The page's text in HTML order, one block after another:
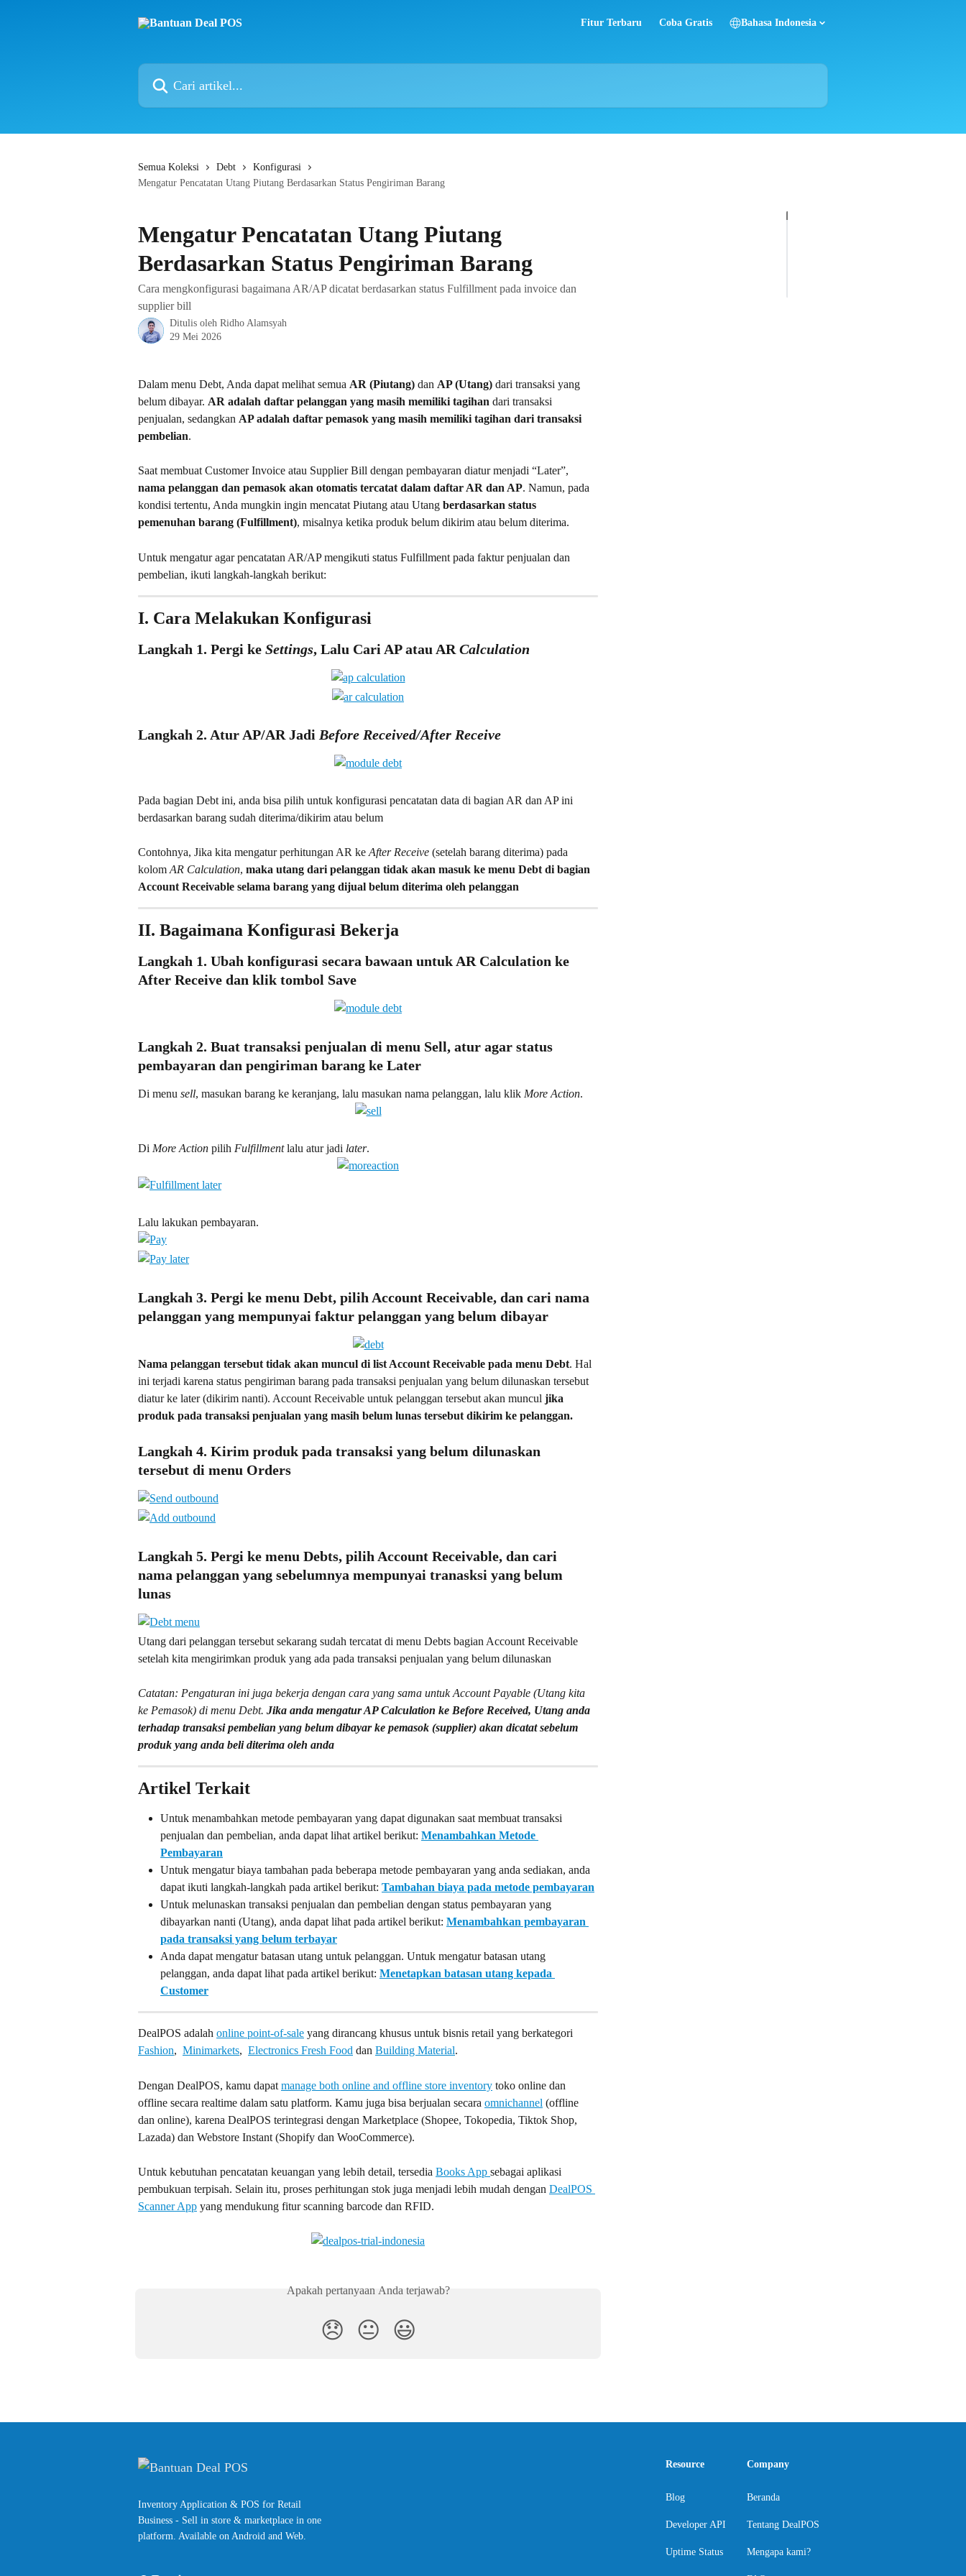
Fitur Terbaru Coba Gratis Bahasa Indonesia
Cari artikel...
Semua Koleksi Debt
Konfigurasi
Mengatur Pencatatan Utang Piutang Berdasarkan Status Pengiriman Barang
Mengatur Pencatatan Utang Piutang
Berdasarkan Status Pengiriman Barang
Cara mengkonfigurasi bagaimana AR/AP dicatat berdasarkan status Fulfillment pada invoice dan
supplier bill
Ditulis oleh Ridho Alamsyah
29 Mei 2026
Dalam menu Debt, Anda dapat melihat semua AR (Piutang) dan AP (Utang) dari transaksi yang
belum dibayar. AR adalah daftar pelanggan yang masih memiliki tagihan dari transaksi
penjualan, sedangkan AP adalah daftar pemasok yang masih memiliki tagihan dari transaksi
pembelian.
Saat membuat Customer Invoice atau Supplier Bill dengan pembayaran diatur menjadi “Later”,
nama pelanggan dan pemasok akan otomatis tercatat dalam daftar AR dan AP. Namun, pada
kondisi tertentu, Anda mungkin ingin mencatat Piutang atau Utang berdasarkan status
pemenuhan barang (Fulfillment), misalnya ketika produk belum dikirim atau belum diterima.
Untuk mengatur agar pencatatan AR/AP mengikuti status Fulfillment pada faktur penjualan dan
pembelian, ikuti langkah-langkah berikut:
I. Cara Melakukan Konfigurasi
Langkah 1. Pergi ke Settings, Lalu Cari AP atau AR Calculation
Langkah 2. Atur AP/AR Jadi Before Received/After Receive
Pada bagian Debt ini, anda bisa pilih untuk konfigurasi pencatatan data di bagian AR dan AP ini
berdasarkan barang sudah diterima/dikirim atau belum
Contohnya, Jika kita mengatur perhitungan AR ke After Receive (setelah barang diterima) pada
kolom AR Calculation, maka utang dari pelanggan tidak akan masuk ke menu Debt di bagian
Account Receivable selama barang yang dijual belum diterima oleh pelanggan
II. Bagaimana Konfigurasi Bekerja
Langkah 1. Ubah konfigurasi secara bawaan untuk AR Calculation ke
After Receive dan klik tombol Save
Langkah 2. Buat transaksi penjualan di menu Sell, atur agar status
pembayaran dan pengiriman barang ke Later
Di menu sell, masukan barang ke keranjang, lalu masukan nama pelanggan, lalu klik More Action.
Di More Action pilih Fulfillment lalu atur jadi later.
Lalu lakukan pembayaran.
Langkah 3. Pergi ke menu Debt, pilih Account Receivable, dan cari nama
pelanggan yang mempunyai faktur pelanggan yang belum dibayar
Nama pelanggan tersebut tidak akan muncul di list Account Receivable pada menu Debt. Hal
ini terjadi karena status pengiriman barang pada transaksi penjualan yang belum dilunaskan tersebut
diatur ke later (dikirim nanti). Account Receivable untuk pelanggan tersebut akan muncul jika
produk pada transaksi penjualan yang masih belum lunas tersebut dikirim ke pelanggan.
Langkah 4. Kirim produk pada transaksi yang belum dilunaskan
tersebut di menu Orders
Langkah 5. Pergi ke menu Debts, pilih Account Receivable, dan cari
nama pelanggan yang sebelumnya mempunyai tranasksi yang belum
lunas
Utang dari pelanggan tersebut sekarang sudah tercatat di menu Debts bagian Account Receivable
setelah kita mengirimkan produk yang ada pada transaksi penjualan yang belum dilunaskan
Catatan: Pengaturan ini juga bekerja dengan cara yang sama untuk Account Payable (Utang kita
ke Pemasok) di menu Debt. Jika anda mengatur AP Calculation ke Before Received, Utang anda
terhadap transaksi pembelian yang belum dibayar ke pemasok (supplier) akan dicatat sebelum
produk yang anda beli diterima oleh anda
Artikel Terkait
Untuk menambahkan metode pembayaran yang dapat digunakan saat membuat transaksi
penjualan dan pembelian, anda dapat lihat artikel berikut: Menambahkan Metode
Pembayaran
Untuk mengatur biaya tambahan pada beberapa metode pembayaran yang anda sediakan, anda
dapat ikuti langkah-langkah pada artikel berikut: Tambahan biaya pada metode pembayaran
Untuk melunaskan transaksi penjualan dan pembelian dengan status pembayaran yang
dibayarkan nanti (Utang), anda dapat lihat pada artikel berikut: Menambahkan pembayaran
pada transaksi yang belum terbayar
Anda dapat mengatur batasan utang untuk pelanggan. Untuk mengatur batasan utang
pelanggan, anda dapat lihat pada artikel berikut: Menetapkan batasan utang kepada
Customer
DealPOS adalah online point-of-sale yang dirancang khusus untuk bisnis retail yang berkategori
Fashion, Minimarkets, Electronics Fresh Food dan Building Material.
Dengan DealPOS, kamu dapat manage both online and offline store inventory toko online dan
offline secara realtime dalam satu platform. Kamu juga bisa berjualan secara omnichannel (offline
dan online), karena DealPOS terintegrasi dengan Marketplace (Shopee, Tokopedia, Tiktok Shop,
Lazada) dan Webstore Instant (Shopify dan WooCommerce).
Untuk kebutuhan pencatatan keuangan yang lebih detail, tersedia Books App sebagai aplikasi
pembukuan terpisah. Selain itu, proses perhitungan stok juga menjadi lebih mudah dengan DealPOS
Scanner App yang mendukung fitur scanning barcode dan RFID.
Apakah pertanyaan Anda terjawab?
😞 😐 😃
Inventory Application & POS for Retail
Business - Sell in store & marketplace in one
platform. Available on Android and Web.
Resource
Blog
Developer API
Uptime Status
Company
Beranda
Tentang DealPOS
Mengapa kami?